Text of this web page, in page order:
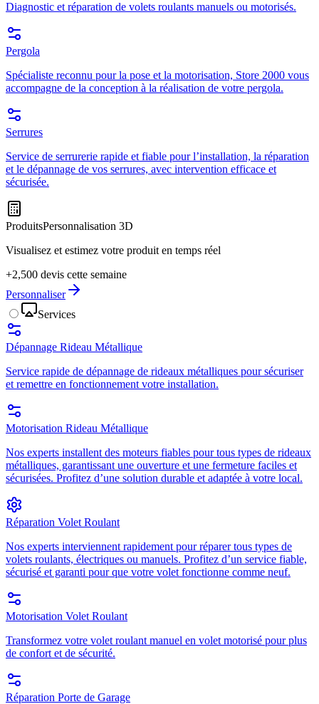
Diagnostic et réparation de volets roulants manuels ou motorisés.
Pergola
Spécialiste reconnu pour la pose et la motorisation, Store 2000 vous
accompagne de la conception à la réalisation de votre pergola.
Serrures
Service de serrurerie rapide et fiable pour l’installation, la réparation
et le dépannage de vos serrures, avec intervention efficace et
sécurisée.
ProduitsPersonnalisation 3D
Visualisez et estimez votre produit en temps réel
+2,500 devis cette semaine
Personnaliser
Services
Dépannage Rideau Métallique
Service rapide de dépannage de rideaux métalliques pour sécuriser
et remettre en fonctionnement votre installation.
Motorisation Rideau Métallique
Nos experts installent des moteurs fiables pour tous types de rideaux
métalliques, garantissant une ouverture et une fermeture faciles et
sécurisées. Profitez d’une solution durable et adaptée à votre local.
Réparation Volet Roulant
Nos experts interviennent rapidement pour réparer tous types de
volets roulants, électriques ou manuels. Profitez d’un service fiable,
sécurisé et garanti pour que votre volet fonctionne comme neuf.
Motorisation Volet Roulant
Transformez votre volet roulant manuel en volet motorisé pour plus
de confort et de sécurité.
Réparation Porte de Garage